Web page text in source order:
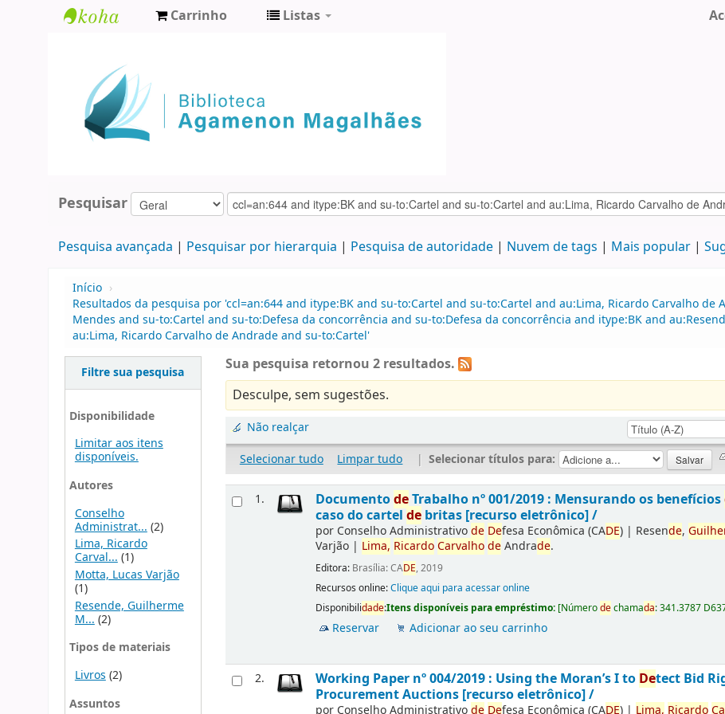
Agamenon
Magalhães
Carrinho Listas
Pesquisar
Pesquisa avançada Pesquisar por hierarquia Pesquisa de autoridade Nuvem de tags Mais popular
Início ›
Resultados da pesquisa por 'ccl=an:644 and itype:BK and su-to:Cartel and su-to:Cartel and au:Lima, Ricardo Carvalho
Mendes and su-to:Cartel and su-to:Defesa da concorrência and su-to:Defesa da concorrência and itype:BK and
au:Lima, Ricardo Carvalho de Andrade and su-to:Cartel'
Filtre sua pesquisa
Disponibilidade
Limitar aos itens
disponíveis.
Autores
Conselho
Administrat... (2)
Lima, Ricardo
Carval...(1)
Motta, Lucas Varjão
(1)
Resende, Guilherme
M... (2)
Tipos de materiais
Livros (2)
Assuntos
Sua pesquisa retornou 2 resultados.
Desculpe, sem sugestões.
Não realçar
Selecionar tudo
Limpar tudo | Selecionar títulos para:
1. DocumentodeTrabalho nº 001/2019 : Mensurando os benefícios
caso do cartelde britas [recurso eletrônico] /
por Conselho Administrativode Defesa Econômica (CADE) | Resende,
Varjão | Lima, RicardoCarvalhodeAndrade.
Editora: Brasília: CADE, 2019
Recursos online:Clique aqui para acessar online
Disponibilidade:Itens disponíveis para empréstimo: [Númerodechamada:341.3787
Reservar Adicionar ao seu carrinho
2. Working Paper nº 004/2019 : Using the Moran’s I to Detect Bid
Procurement Auctions [recurso eletrônico] /